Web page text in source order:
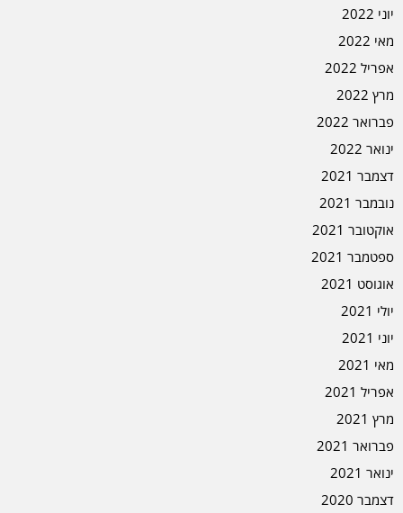
יוני 2022
מאי 2022
אפריל 2022
מרץ 2022
פברואר 2022
ינואר 2022
דצמבר 2021
נובמבר 2021
אוקטובר 2021
ספטמבר 2021
אוגוסט 2021
יולי 2021
יוני 2021
מאי 2021
אפריל 2021
מרץ 2021
פברואר 2021
ינואר 2021
דצמבר 2020